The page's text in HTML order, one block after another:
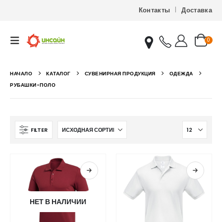
Контакты Доставка
0
НАЧАЛО КАТАЛОГ СУВЕНИРНАЯ ПРОДУКЦИЯ
ОДЕЖДА
РУБАШКИ-ПОЛО
FILTER
НЕТ В НАЛИЧИИ